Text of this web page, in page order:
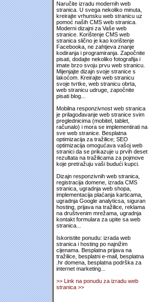
Naručite izradu modernih web
stranica. U svega nekoliko minuta,
kreirajte vrhunsku web stranicu uz
pomoć naših CMS web stranica.
Moderni dizajni za Vaše web
stranice. Korištenje CMS web
stranica slično je kao korištenje
Facebooka, ne zahtjeva znanje
kodiranja i programiranja. Započnite
pisati, dodajte nekoliko fotografija i
imate brzo svoju prvu web stranicu.
Mijenjajte dizajn svoje stranice s
lakoćom. Kreirajte web stranicu
svoje tvrtke, web stranicu obrta,
web stranicu udruge, započnite
pisati blog...
Mobilna responzivnost web stranica
je prilagođavanje web stranice svim
preglednicima (mobitel, tablet,
računalo) i mora se implementirati na
sve web stranice. Besplatna
optimizacija za tražilice; SEO
optimizacija omogućava vašoj web
stranici da se prikazuje u prvih deset
rezultata na tražilicama za pojmove
koje pretražuju vaši budući kupci.
Dizajn responzivnih web stranica,
registracija domene, izrada CMS
stranica, ugradnja web shopa,
implementacija plaćanja karticama,
ugradnja Google analyticsa, siguran
hosting, prijava na tražilice, reklama
na društvenim mrežama, ugradnja
kontakt formulara za upite sa web
stranica...
Iskoristite ponudu: izrada web
stranica i hosting po najnižim
cijenama. Besplatna prijava na
tražilice, besplatni e-mail, besplatna
.hr domena, besplatna podrška za
internet marketing...
>> Link na ponudu za izradu web
stranica >>